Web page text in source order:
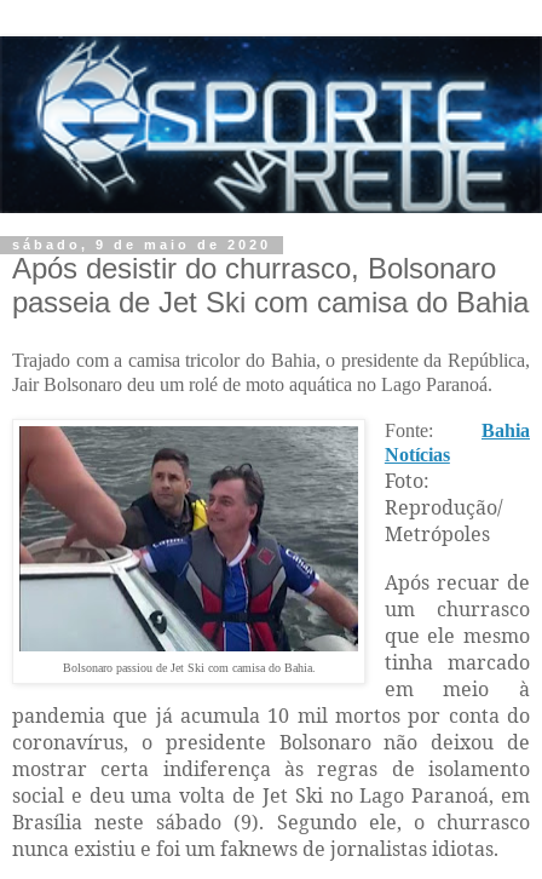
sábado, 9 de maio de 2020
Após desistir do churrasco, Bolsonaro
passeia de Jet Ski com camisa do Bahia
Trajado com a camisa tricolor do Bahia, o presidente da República,
Jair Bolsonaro deu um rolé de moto aquática no Lago Paranoá.
Bolsonaro passiou de Jet Ski com camisa do Bahia.
Fonte: Bahia
Notícias
Foto:
Reprodução/
Metrópoles
Após recuar de
um churrasco
que ele mesmo
tinha marcado
em meio à
pandemia que já acumula 10 mil mortos por conta do
coronavírus, o presidente Bolsonaro não deixou de
mostrar certa indiferença às regras de isolamento
social e deu uma volta de Jet Ski no Lago Paranoá, em
Brasília neste sábado (9). Segundo ele, o churrasco
nunca existiu e foi um faknews de jornalistas idiotas.